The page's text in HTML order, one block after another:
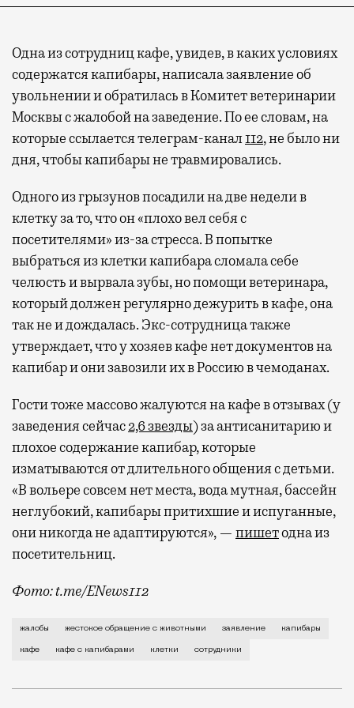
Одна из сотрудниц кафе, увидев, в каких условиях
содержатся капибары, написала заявление об
увольнении и обратилась в Комитет ветеринарии
Москвы с жалобой на заведение. По ее словам, на
которые ссылается телеграм-канал112, не было ни
дня, чтобы капибары не травмировались.
Одного из грызунов посадили на две недели в
клетку за то, что он «плохо вел себя с
посетителями» из-за стресса. В попытке
выбраться из клетки капибара сломала себе
челюсть и вырвала зубы, но помощи ветеринара,
который должен регулярно дежурить в кафе, она
так не и дождалась. Экс-сотрудница также
утверждает, что у хозяев кафе нет документов на
капибар и они завозили их в Россию в чемоданах.
Гости тоже массово жалуются на кафе в отзывах (у
заведения сейчас2,6 звезды) за антисанитарию и
плохое содержание капибар, которые
изматываются от длительного общения с детьми.
«В вольере совсем нет места, вода мутная, бассейн
неглубокий, капибары притихшие и испуганные,
они никогда не адаптируются», — пишетодна из
посетительниц.
Фото: t.me/ENews112
С момента открытия нового контактного кафе с
жалобы жестокое обращение с животными заявление капибары
кафе кафе с капибарами клетки сотрудники